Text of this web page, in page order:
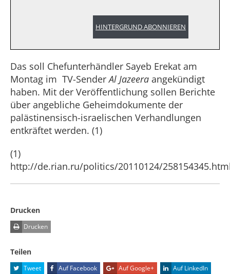
HINTERGRUND ABONNIEREN
Das soll Chefunterhändler Sayeb Erekat am
Montag im TV-SenderAl Jazeera angekündigt
haben. Mit der Veröffentlichung sollen Berichte
über angebliche Geheimdokumente der
palästinensisch-israelischen Verhandlungen
entkräftet werden. (1)
(1)
http://de.rian.ru/politics/20110124/
Drucken
Drucken
Teilen
Tweet Auf Facebook Auf Google+
Auf LinkedIn